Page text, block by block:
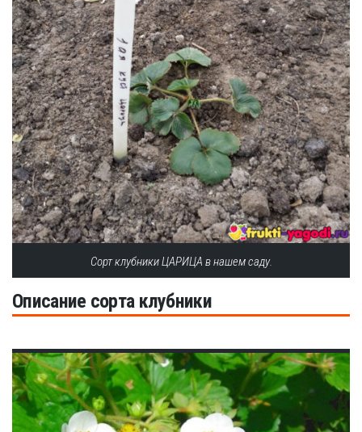
Сорт клубники ЦАРИЦА в нашем саду.
Описание сорта клубники